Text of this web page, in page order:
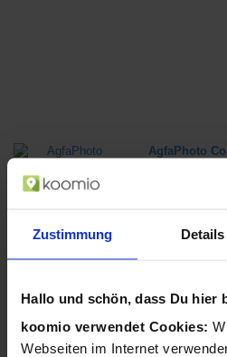
Zustimmung Details
Hallo und schön, dass Du hier
koomio verwendet Cookies:
Webseiten im Internet
AgfaPhoto
in 1 Geschäften
1/3.2 Zoll
ab 109,99 €